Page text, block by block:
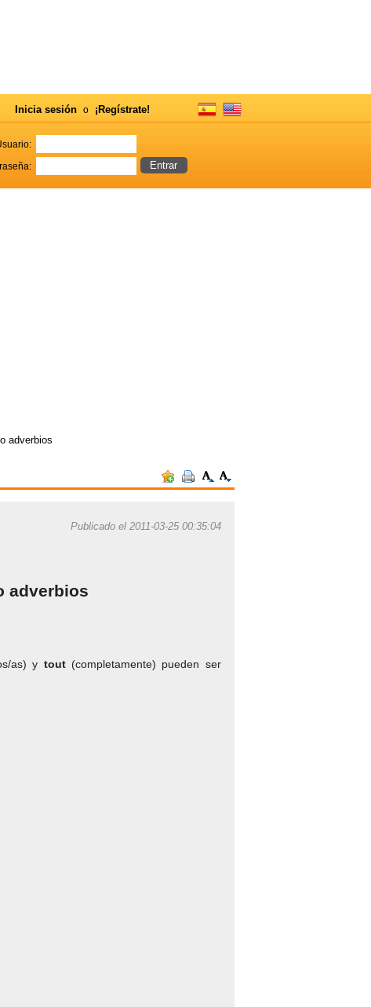
Inicia sesión o ¡Regístrate!
adverbios
Publicado el 2011-03-25 00:35:04
adverbios
as) y tout(completamente) pueden ser